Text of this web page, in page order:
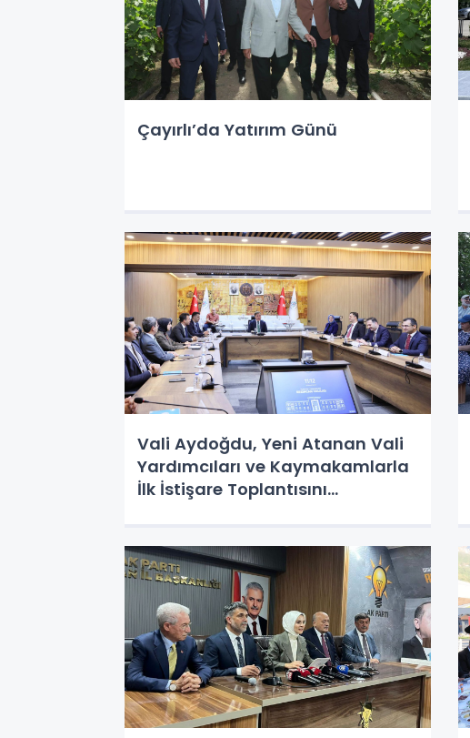
Çayırlı’da Yatırım Günü
Vali Aydoğdu, Yeni Atanan Vali
Yardımcıları ve Kaymakamlarla
İlk İstişare Toplantısını